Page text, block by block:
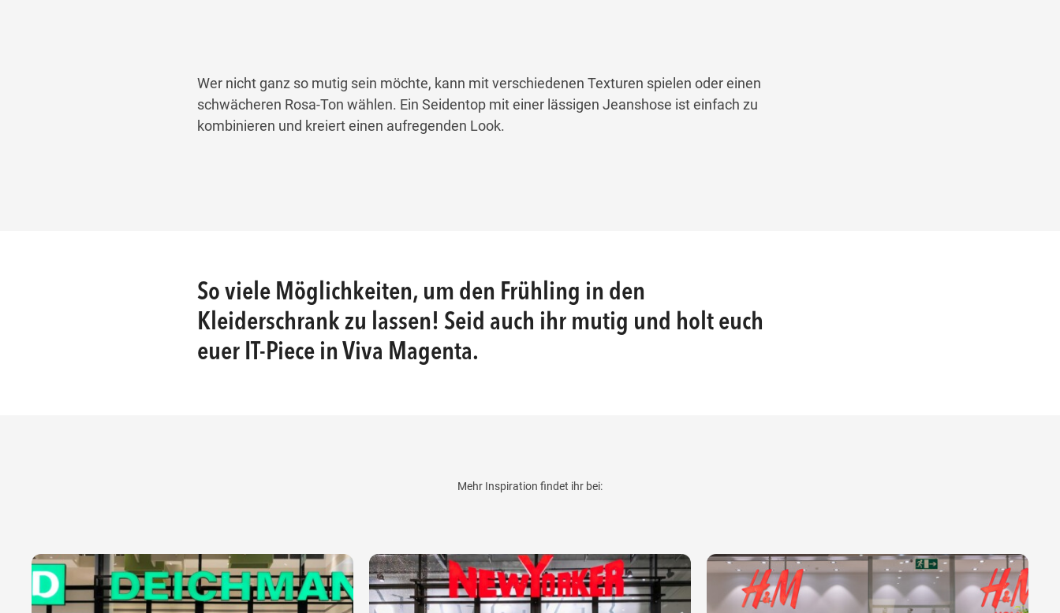
Wer nicht ganz somutig sein möchte, kann mit verschiedenen Texturen spielen oder einen
schwächeren Rosa-Ton wählen. Ein Seidentop mit einer lässigen Jeanshose ist einfach zu
kombinieren und kreiert einen aufregenden Look.
So viele Möglichkeiten, um den Frühling in den
Kleiderschrank zu lassen! Seid auch ihr mutig und holt euch
euer IT-Piece in Viva Magenta.
Mehr Inspiration findet ihr bei: